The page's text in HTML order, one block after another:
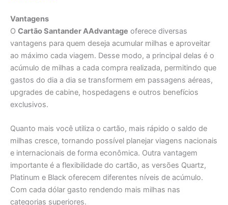
Vantagens
O Cartão Santander AAdvantage oferece diversas
vantagens para quem deseja acumular milhas e aproveitar
ao máximo cada viagem. Desse modo, a principal delas é o
acúmulo de milhas a cada compra realizada, permitindo que
gastos do dia a dia se transformem em passagens aéreas,
upgrades de cabine, hospedagens e outros benefícios
exclusivos.
Quanto mais você utiliza o cartão, mais rápido o saldo de
milhas cresce, tornando possível planejar viagens nacionais
e internacionais de forma econômica. Outra vantagem
importante é a flexibilidade do cartão, as versões Quartz,
Platinum e Black oferecem diferentes níveis de acúmulo.
Com cada dólar gasto rendendo mais milhas nas
categorias superiores.